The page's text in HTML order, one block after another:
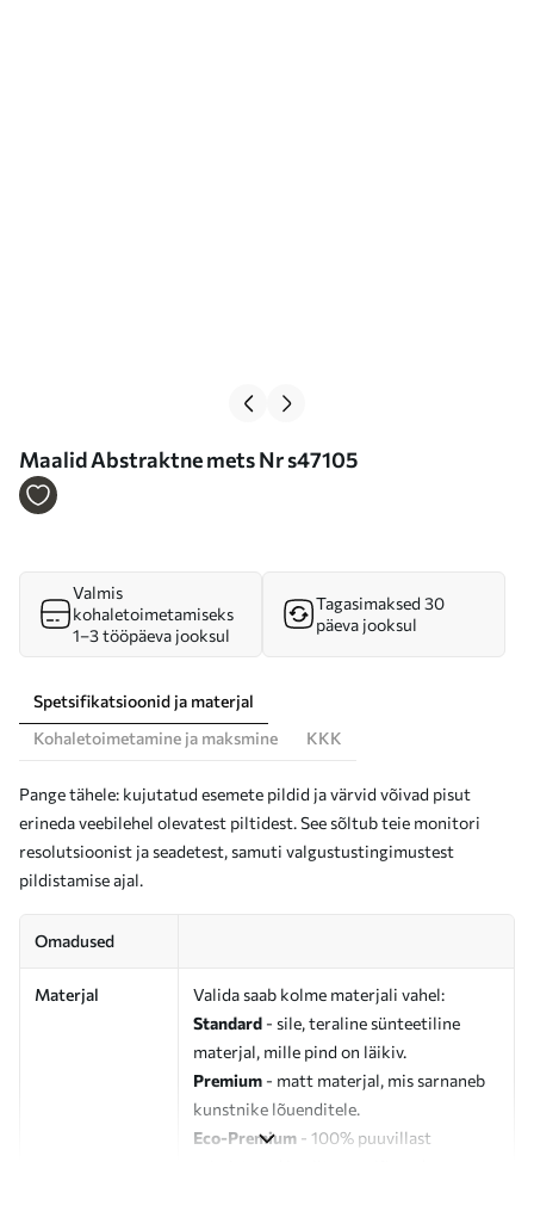
Maalid Abstraktne mets Nr s47105
Valmis
kohaletoimetamiseks
1–3 tööpäeva jooksul
Tagasimaksed 30
päeva jooksul
Spetsifikatsioonid ja materjal
Kohaletoimetamine ja maksmine
KKK
Pange tähele: kujutatud esemete pildid ja värvid võivad pisut
erineda veebilehel olevatest piltidest. See sõltub teie monitori
resolutsioonist ja seadetest, samuti valgustustingimustest
pildistamise ajal.
Omadused
Materjal
Valida saab kolme materjali vahel:
Standard - sile, teraline sünteetiline
materjal, mille pind on läikiv.
Premium - matt materjal, mis sarnaneb
kunstnike lõuenditele.
Eco-Premium - 100% puuvillast